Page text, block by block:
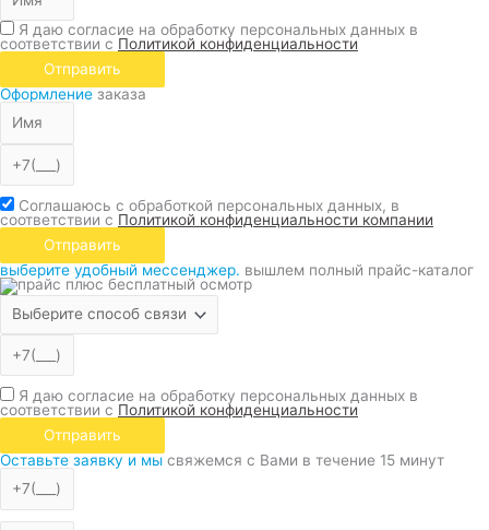
Я даю согласие на обработку персональных данных в
соответствии с Политикой конфиденциальности
Отправить
Оформление заказа
Соглашаюсь с обработкой персональных данных, в
соответствии с Политикой конфиденциальности компании
Отправить
выберите удобный мессенджер. вышлем полный прайс-каталог
Я даю согласие на обработку персональных данных в
соответствии с Политикой конфиденциальности
Отправить
Оставьте заявку и мы свяжемся с Вами в течение 15 минут